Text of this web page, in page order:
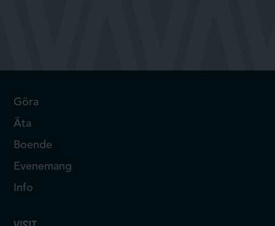
Göra
Äta
Boende
Evenemang
Info